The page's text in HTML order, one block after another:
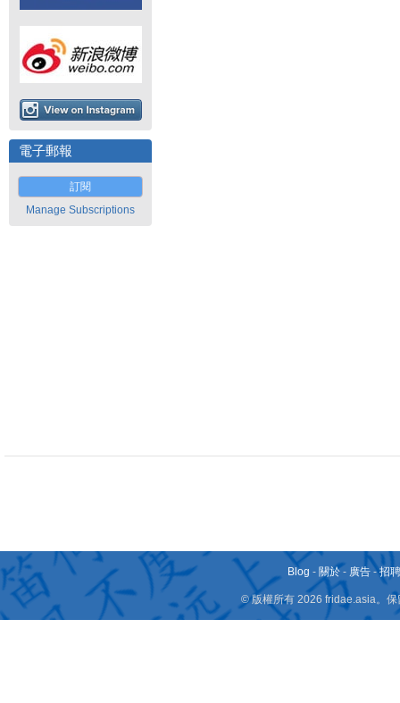
電子郵報
訂閱
Manage Subscriptions
Blog - 關於 - 廣告 -招
© 版權所有 2026 fridae.asia。